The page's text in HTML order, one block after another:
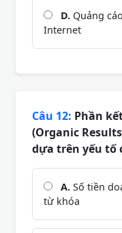
D. Quảng
Internet
Câu 12: Phần
(Organic
dựa trên yếu tố
A. Số tiền
từ khóa